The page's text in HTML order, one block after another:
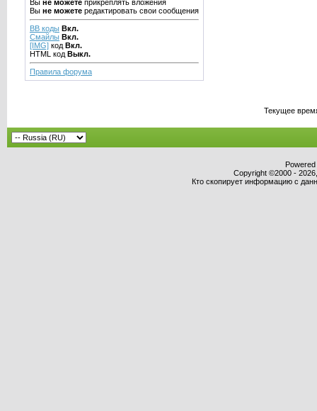
Вы не можетеприкреплять вложения
Вы не можетередактировать свои сообщения
BB коды Вкл.
Смайлы Вкл.
[IMG]код Вкл.
HTML код Выкл.
Правила форума
Текущее
Copyright ©2000 -
Кто скопирует информацию с